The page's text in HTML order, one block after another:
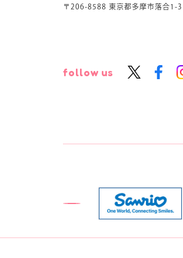
〒206-8588 東京都多摩市落合1-
follow us